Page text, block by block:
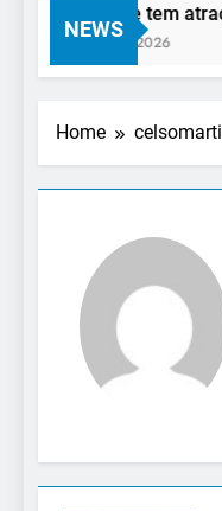
NEWS
Monte Verde tem
5 De Agosto De 2026
Home